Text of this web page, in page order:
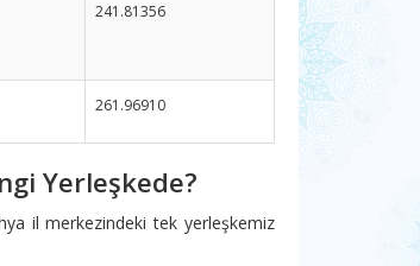
241.81356
261.96910
Yerleşkede?
il merkezindeki tek yerleşkemiz